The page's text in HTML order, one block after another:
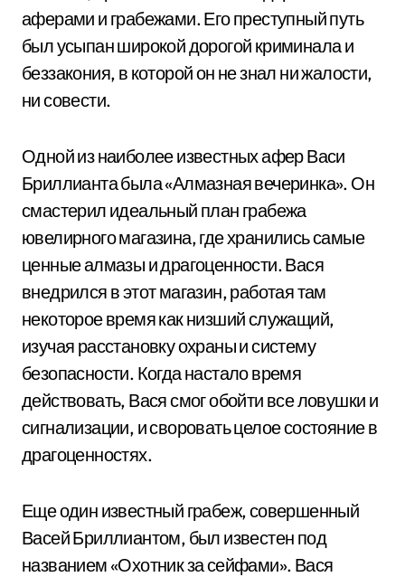
аферами и грабежами. Его преступный путь
был усыпан широкой дорогой криминала и
беззакония, в которой он не знал ни жалости,
ни совести.
Одной из наиболее известных афер Васи
Бриллианта была «Алмазная вечеринка». Он
смастерил идеальный план грабежа
ювелирного магазина, где хранились самые
ценные алмазы и драгоценности. Вася
внедрился в этот магазин, работая там
некоторое время как низший служащий,
изучая расстановку охраны и систему
безопасности. Когда настало время
действовать, Вася смог обойти все ловушки и
сигнализации, и своровать целое состояние в
драгоценностях.
Еще один известный грабеж, совершенный
Васей Бриллиантом, был известен под
названием «Охотник за сейфами». Вася